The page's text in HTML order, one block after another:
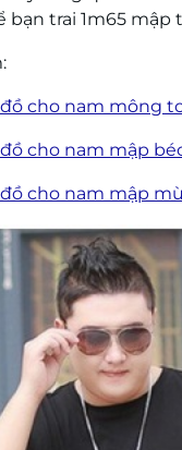
bạn trai 1m65
cho nam mông
cho nam mập
cho nam mập